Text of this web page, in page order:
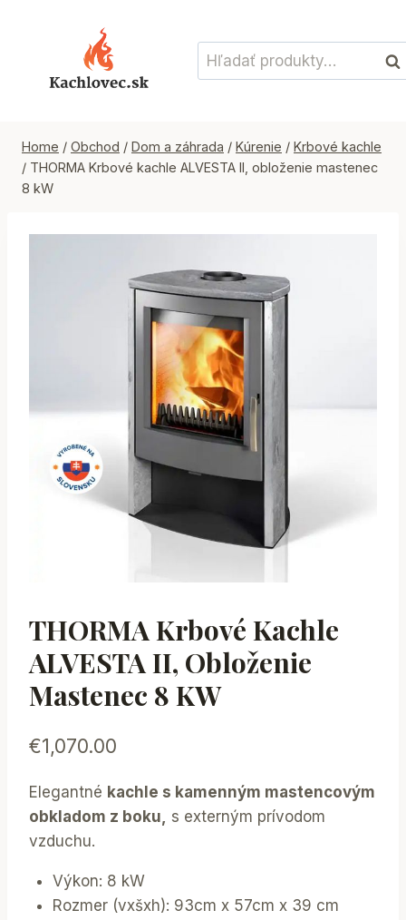
Hľadať:
Home / Obchod / Dom a záhrada / Kúrenie / Krbové kachle
/ THORMA Krbové kachle ALVESTA II, obloženie mastenec
8 kW
THORMA Krbové Kachle
ALVESTA II, Obloženie
Mastenec 8 KW
€1,070.00
Elegantné kachle s kamenným mastencovým
obkladom z boku, s externým prívodom
vzduchu.
Výkon: 8 kW
Rozmer (vxšxh): 93cm x 57cm x 39 cm